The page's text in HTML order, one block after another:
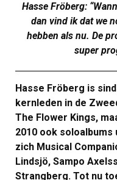
Hasse Fröberg:
dan vind ik dat we
hebben als nu. De
super
Hasse Fröberg is
kernleden in de
The Flower Kings,
2010 ook
zich Musical
Lindsjö, Sampo
Strangberg. Tot nu